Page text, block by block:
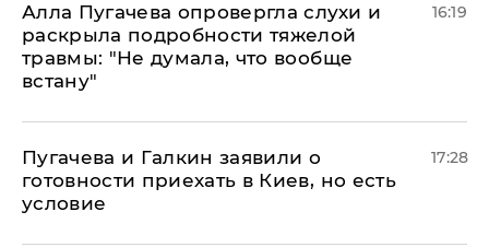
Алла Пугачева опровергла слухи и
раскрыла подробности тяжелой
травмы: "Не думала, что вообще
встану"
16:19
Пугачева и Галкин заявили о
готовности приехать в Киев, но есть
условие
17:28